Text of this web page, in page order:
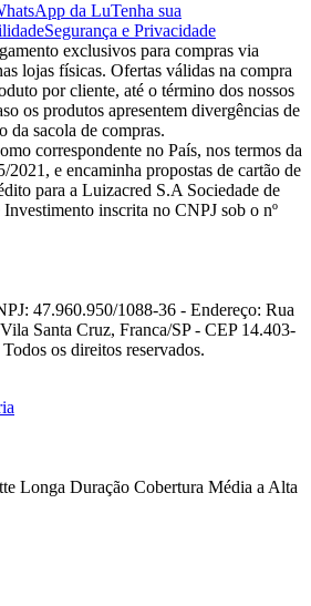
da LuTenha sua
Segurança e Privacidade
exclusivos para compras via
lojas físicas. Ofertas válidas na compra
por cliente, até o término dos nossos
os produtos apresentem divergências de
da sacola de compras.
correspondente no País, nos termos da
e encaminha propostas de cartão de
para a Luizacred S.A Sociedade de
inscrita no CNPJ sob o nº
47.960.950/1088-36 - Endereço: Rua
Santa Cruz, Franca/SP - CEP 14.403-
os direitos reservados.
Longa Duração Cobertura Média a Alta